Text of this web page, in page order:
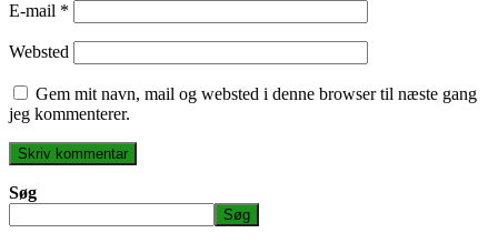
E-mail *
Websted
Gem mit navn, mail og websted i denne browser til næste gang
jeg kommenterer.
Søg
Søg